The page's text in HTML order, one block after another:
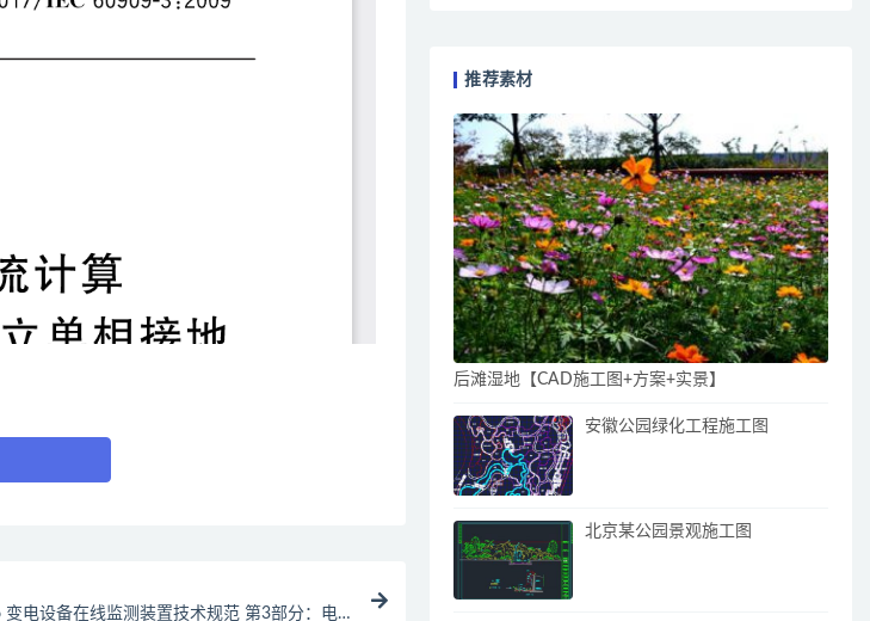
变电设备在线监测装置技术规范 第3部分：电
推荐素材
后滩湿地【CAD施工图+方案+实景】
安徽公园绿化工程施工图
北京某公园景观施工图